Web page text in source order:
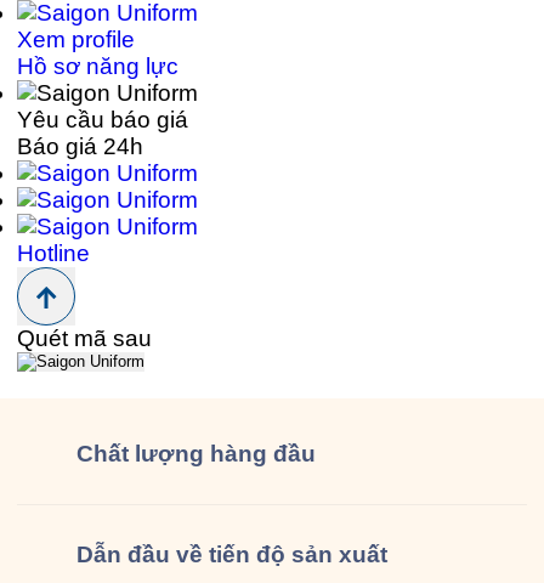
Xem profile
Hồ sơ năng lực
Yêu cầu báo giá
Báo giá 24h
Hotline
Quét mã sau
Chất lượng hàng đầu
Dẫn đầu về tiến độ sản xuất